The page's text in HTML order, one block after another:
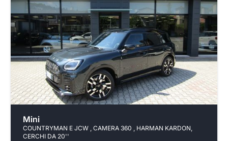
Mini
COUNTRYMAN E JCW , CAMERA 360 , HARMAN KARDON,
CERCHI DA 20''